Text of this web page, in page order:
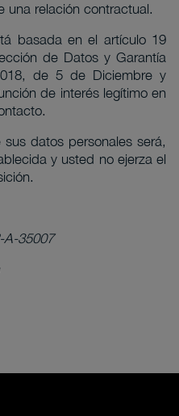
una relación contractual.
basada en el artículo 19
de Datos y Garantía
de 5 de Diciembre y
de interés legítimo en
datos personales será,
y usted no ejerza el
A-35007